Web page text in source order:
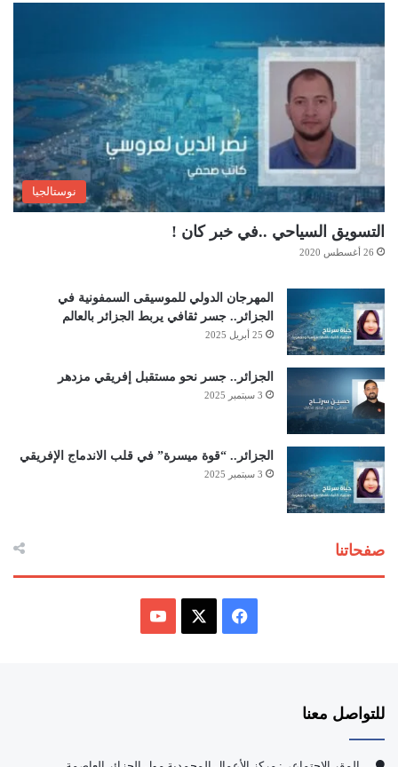
نوستالجيا
التسويق السياحي ..في خبر كان !
26 أغسطس 2020
المهرجان الدولي للموسيقى السمفونية في
الجزائر.. جسر ثقافي يربط الجزائر بالعالم
25 أبريل 2025
الجزائر.. جسر نحو مستقبل إفريقي مزدهر
3 سبتمبر 2025
الجزائر.. “قوة ميسرة” في قلب الاندماج الإفريقي
3 سبتمبر 2025
صفحاتنا
و
للتواصل معنا